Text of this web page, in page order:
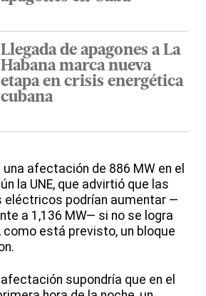
Llegada de apagones a La
Habana marca nueva
etapa en crisis energética
cubana
afectación de 886 MW en el
la UNE, que advirtió que las
eléctricos podrían aumentar —
a 1,136 MW— si no se logra
como está previsto, un bloque
supondría que en el